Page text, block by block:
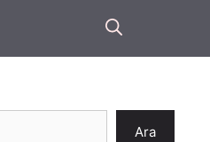
Ara